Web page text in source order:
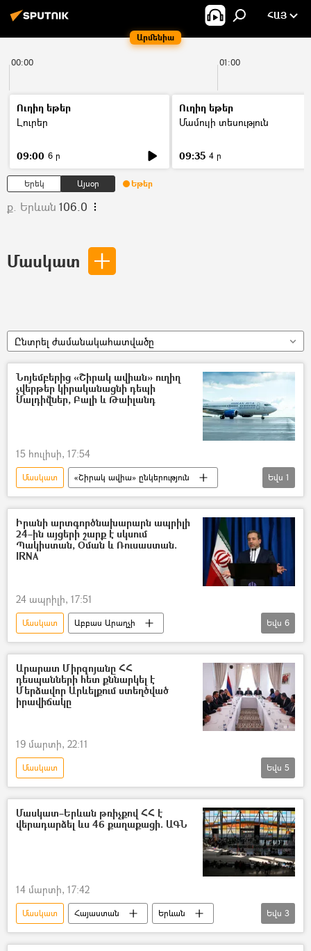
Արմենիա
ՀԱՅ
00:00 01:00
Ուղիղ եթեր
Լուրեր
09:00 6 ր
Ուղիղ եթեր
Մամուլի տեսություն
09:35 4 ր
Երեկ Այսօր Եթեր
ք. Երևան 106.0
Մասկատ
Ընտրել ժամանակահատվածը
Նոյեմբերից «Շիրակ ավիան» ուղիղ
չվերթեր կիրականացնի դեպի
Մալդիվներ, Բալի և Թաիլանդ
15 հուլիսի, 17:54
Մասկատ
«Շիրակ ավիա» ընկերություն
չվերթ
Եվս 1
Իրանի արտգործնախարարն ապրիլի
24–ին այցերի շարք է սկսում
Պակիստան, Օման և Ռուսաստան.
IRNA
24 ապրիլի, 17:51
Մասկատ
Աբբաս Արաղչի
Իրանի Իսլամական Հանրապետություն
Նախարար
Արտաքին գործերի նախարարություն (ԱԳՆ)
Օման
Ռուսաստան
Եվս 6
Արարատ Միրզոյանը ՀՀ
դեսպանների հետ քննարկել է
Մերձավոր Արևելքում ստեղծված
իրավիճակը
19 մարտի, 22:11
Մասկատ
ՀՀ Արտաքին գործերի նախարարություն. ԱԳՆ
Մերձավոր Արևելք
Արարատ Միրզոյան
Օման
Եվս 5
Մասկատ–Երևան թռիչքով ՀՀ է
վերադարձել ևս 46 քաղաքացի. ԱԳՆ
14 մարտի, 17:42
Մասկատ Հայաստան
Երևան
թռիչք
չվերթ Կատար
Եվս 3